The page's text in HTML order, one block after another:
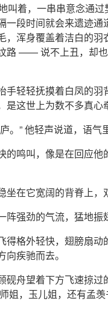
叫着，一串串意念通
一段时间就会来遗迹
，浑身覆盖着洁白的
路 —— 说不上丑，却
手轻轻抚摸着白凤的
这世上为数不多真心
。” 他轻声说道，语气
的鸣叫，像是在回应
坐在它宽阔的背脊上，
阵强劲的气流，猛地振
得格外轻快，翅膀扇
疾驰而去。
砚舟望着下方飞速掠
，玉儿姐，还有孟羡